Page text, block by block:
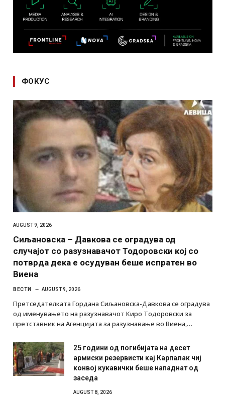
ФОКУС
AUGUST 9, 2026
Сиљановска – Давкова се оградува од
случајот со разузнавачот Тодоровски кој со
потврда дека е осудуван беше испратен во
Виена
ВЕСТИ AUGUST 9, 2026
Претседателката Гордана Сиљановска-Давкова се оградува
од именувањето на разузнавачот Киро Тодоровски за
претставник на Агенцијата за разузнавање во Виена,…
25 години од погибијата на десет
армиски резервисти кај Карпалак чиј
конвој кукавички беше нападнат од
заседа
AUGUST 8, 2026